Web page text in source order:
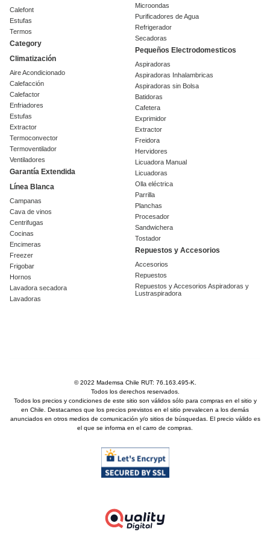
Calefont
Estufas
Termos
Category
Climatización
Aire Acondicionado
Calefacción
Calefactor
Enfriadores
Estufas
Extractor
Termoconvector
Termoventilador
Ventiladores
Garantía Extendida
Línea Blanca
Campanas
Cava de vinos
Centrifugas
Cocinas
Encimeras
Freezer
Frigobar
Hornos
Lavadora secadora
Lavadoras
Microondas
Purificadores de Agua
Refrigerador
Secadoras
Pequeños Electrodomesticos
Aspiradoras
Aspiradoras Inhalambricas
Aspiradoras sin Bolsa
Batidoras
Cafetera
Exprimidor
Extractor
Freidora
Hervidores
Licuadora Manual
Licuadoras
Olla eléctrica
Parrilla
Planchas
Procesador
Sandwichera
Tostador
Repuestos y Accesorios
Accesorios
Repuestos
Repuestos y Accesorios Aspiradoras y
Lustraspiradora
© 2022 Mademsa Chile RUT: 76.163.495-K.
Todos los derechos reservados.
Todos los precios y condiciones de este sitio son válidos sólo para compras en el sitio y
en Chile. Destacamos que los precios previstos en el sitio prevalecen a los demás
anunciados en otros medios de comunicación y/o sitios de búsquedas. El precio válido es
el que se informa en el carro de compras.